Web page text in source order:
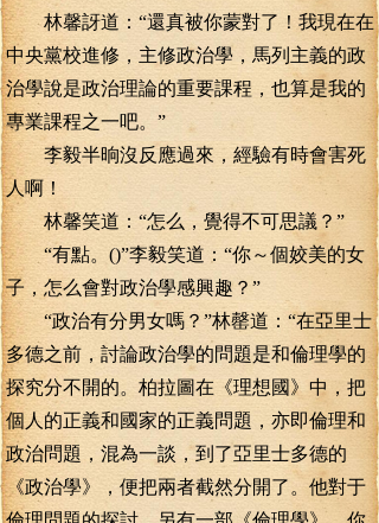
林馨訝道：“還真被你蒙對了！我現在在
中央黨校進修，主修政治學，馬列主義的政
治學說是政治理論的重要課程，也算是我的
專業課程之一吧。”
李毅半晌沒反應過來，經驗有時會害死
人啊！
林馨笑道：“怎么，覺得不可思議？”
“有點。()”李毅笑道：“你～個姣美的女
子，怎么會對政治學感興趣？”
“政治有分男女嗎？”林罄道：“在亞里士
多德之前，討論政治學的問題是和倫理學的
探究分不開的。柏拉圖在《理想國》中，把
個人的正義和國家的正義問題，亦即倫理和
政治問題，混為一談，到了亞里士多德的
《政治學》，便把兩者截然分開了。他對于